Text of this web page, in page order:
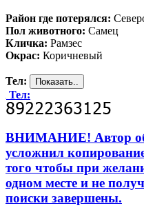
Район где потерялся:
Пол животного: Самец
Кличка: Рамзес
Окрас: Коричневый
Тел:
Тел:
ВНИМАНИЕ! Автор
усложнил
того чтобы при
одном месте и не
поиски завершены.